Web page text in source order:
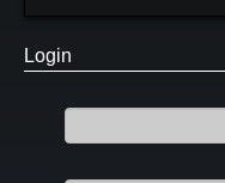
Login